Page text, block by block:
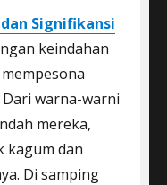
Signifikansi
keindahan
warna-warni
mereka,
kagum dan
Di samping